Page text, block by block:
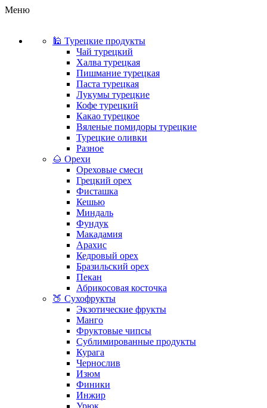
Меню
🕌 Турецкие продукты
Чай турецкий
Халва турецкая
Пишмание турецкая
Паста турецкая
Лукумы турецкие
Кофе турецкий
Какао турецкое
Вяленые помидоры турецкие
Турецкие оливки
Разное
🌰 Орехи
Ореховые смеси
Грецкий орех
Фисташка
Кешью
Миндаль
Фундук
Макадамия
Арахис
Кедровый орех
Бразильский орех
Пекан
Абрикосовая косточка
🍑 Сухофрукты
Экзотические фрукты
Манго
Фруктовые чипсы
Сублимированные продукты
Курага
Чернослив
Изюм
Финики
Инжир
Урюк